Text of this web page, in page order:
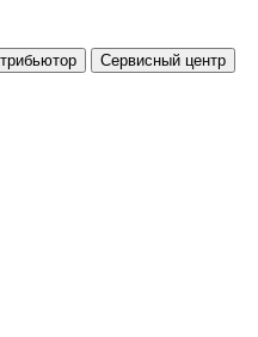
Сервисный центр